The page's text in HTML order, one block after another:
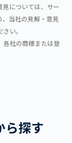
見については、サー
当社の見解・意見
い。
各社の商標または登
ら探す